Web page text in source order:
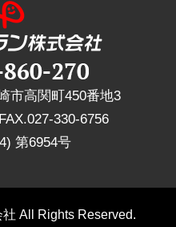
市高関町450番地3
FAX.027-330-6756
第6954号
All Rights Reserved.